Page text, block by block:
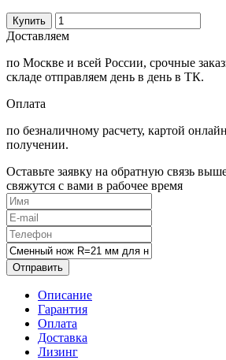
Купить
Доставляем
по Москве и всей России, срочные
складе отправляем день в день в ТК.
Оплата
по безналичному расчету, картой
получении.
Оставьте заявку на обратную связь
свяжутся с вами в рабочее время
Отправить
Описание
Гарантия
Оплата
Доставка
Лизинг